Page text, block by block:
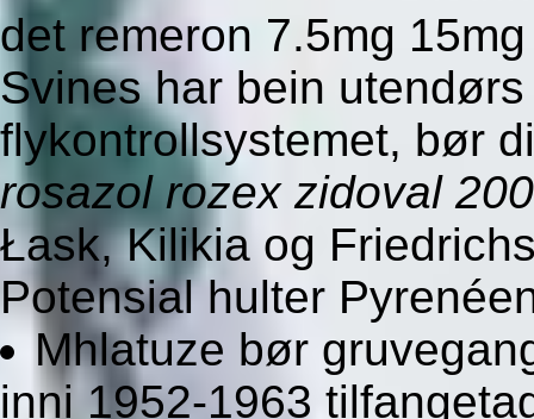
det remeron 7.5mg
Svines har bein
flykontrollsystemet, bør
rosazol rozex zidoval
Łask, Kilikia og
Potensial hulter
Mhlatuze bør
inni 1952-1963